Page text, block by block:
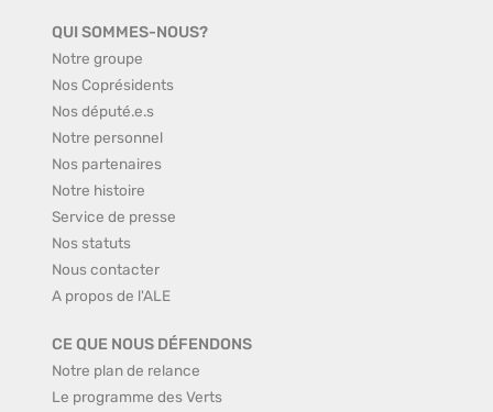
QUI SOMMES-NOUS?
Notre groupe
Nos Coprésidents
Nos député.e.s
Notre personnel
Nos partenaires
Notre histoire
Service de presse
Nos statuts
Nous contacter
A propos de l'ALE
CE QUE NOUS DÉFENDONS
Notre plan de relance
Le programme des Verts